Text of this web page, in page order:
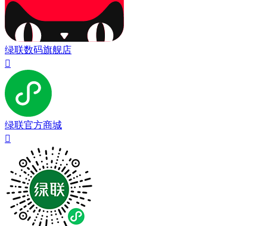
绿联数码旗舰店

绿联官方商城
